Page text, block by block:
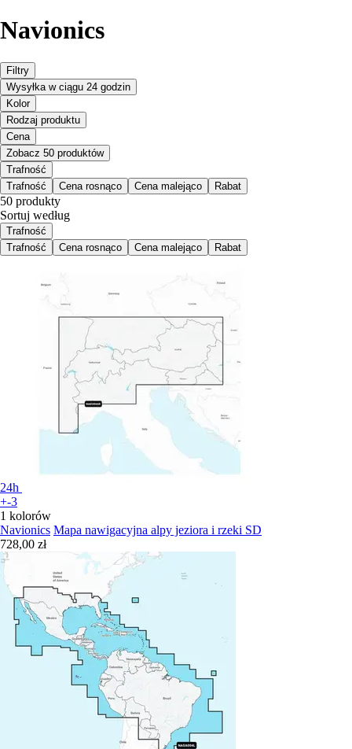
Navionics
Filtry
Wysyłka w ciągu 24 godzin
Kolor
Rodzaj produktu
Cena
Zobacz 50 produktów
Trafność
Trafność
Cena rosnąco Cena malejąco Rabat
50 produkty
Sortuj według
Trafność
Trafność
Cena rosnąco Cena malejąco Rabat
24h
+-3
1 kolorów
Navionics Mapa nawigacyjna alpy jeziora i rzeki SD
728,00 zł